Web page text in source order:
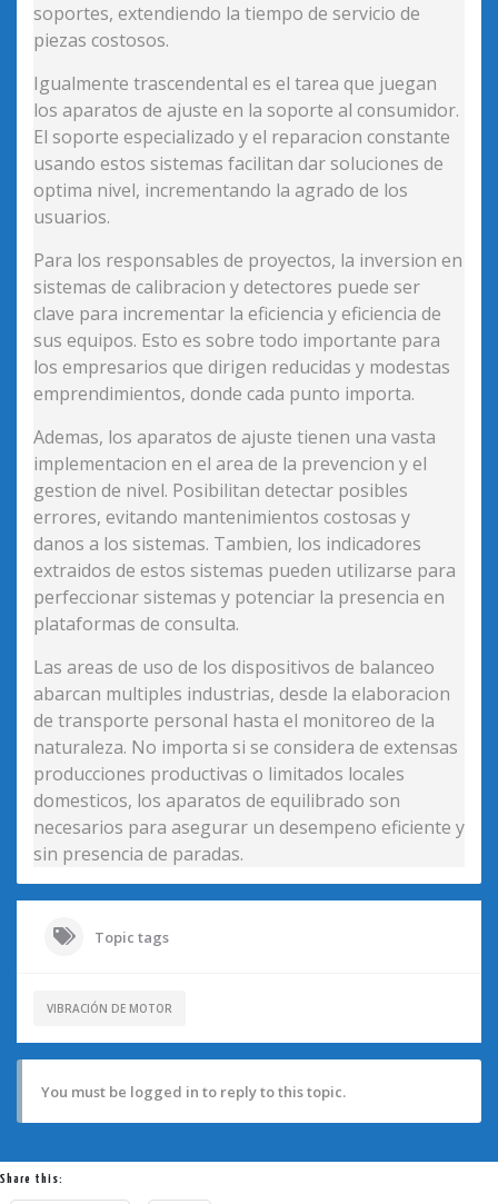
soportes, extendiendo la tiempo de servicio de
piezas costosos.
Igualmente trascendental es el tarea que juegan
los aparatos de ajuste en la soporte al consumidor.
El soporte especializado y el reparacion constante
usando estos sistemas facilitan dar soluciones de
optima nivel, incrementando la agrado de los
usuarios.
Para los responsables de proyectos, la inversion en
sistemas de calibracion y detectores puede ser
clave para incrementar la eficiencia y eficiencia de
sus equipos. Esto es sobre todo importante para
los empresarios que dirigen reducidas y modestas
emprendimientos, donde cada punto importa.
Ademas, los aparatos de ajuste tienen una vasta
implementacion en el area de la prevencion y el
gestion de nivel. Posibilitan detectar posibles
errores, evitando mantenimientos costosas y
danos a los sistemas. Tambien, los indicadores
extraidos de estos sistemas pueden utilizarse para
perfeccionar sistemas y potenciar la presencia en
plataformas de consulta.
Las areas de uso de los dispositivos de balanceo
abarcan multiples industrias, desde la elaboracion
de transporte personal hasta el monitoreo de la
naturaleza. No importa si se considera de extensas
producciones productivas o limitados locales
domesticos, los aparatos de equilibrado son
necesarios para asegurar un desempeno eficiente y
sin presencia de paradas.
Topic tags
VIBRACIÓN DE MOTOR
You must be logged in to reply to this topic.
Share this: